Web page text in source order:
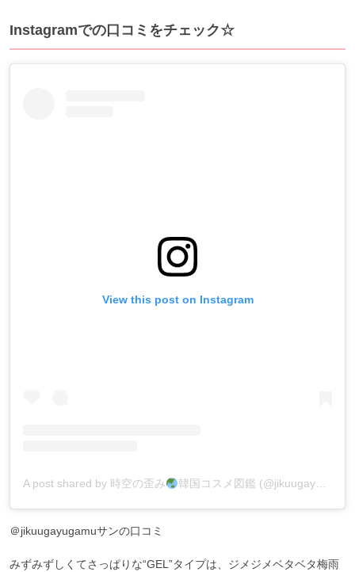
Instagramでの口コミをチェック☆
View this post on Instagram
A post shared by 時空の歪み 韓国コスメ図鑑 (@jikuugayugamu)
＠jikuugayugamuサンの口コミ
みずみずしくてさっぱりな“GEL”タイプは、ジメジメベタベタ梅雨